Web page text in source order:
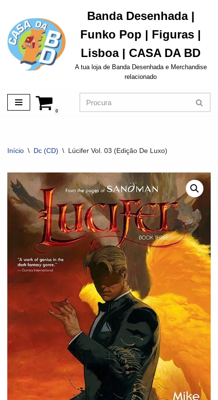
Avançar
para
o
conteúdo
Banda Desenhada |
Funko Pop | Figuras |
Lisboa | CASA DA BD
A tua loja de Banda Desenhada e Merchandise
relacionado
0
Início \ Dc (CD) \ Lúcifer Vol. 03 (Edição De Luxo)